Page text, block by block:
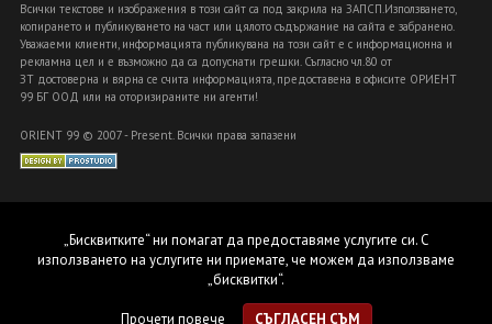
Всички текстове и изображения в този сайт са под закрила на ЗАПСП.Използването,
копирането и публикуването на част или цялото съдържание на сайта е забранено.
Уважаеми клиенти, информацията публикувана на този сайт е с информационна и
рекламна цел и е възможно да са допуснати грешки. Съгласно чл.80 от
ЗТ достоверна и вярна се счита информацията, предоставена в офисите ОРИЕНТ
99 БГ ООД или на оторизираните ни агенти!
ORIENT 99 © 2007 - Present. Всички права запазени
„Бисквитките“ ни помагат да предоставяме услугите си. С
използването на услугите ни приемате, че можем да използваме
„бисквитки“.
Прочети повече СЪГЛАСЕН СЪМ